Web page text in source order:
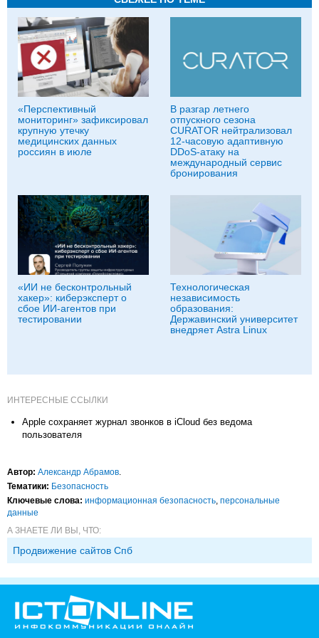
«Перспективный
мониторинг» зафиксировал
крупную утечку
медицинских данных
россиян в июле
В разгар летнего
отпускного сезона
CURATOR нейтрализовал
12-часовую адаптивную
DDoS-атаку на
международный сервис
бронирования
«ИИ не бесконтрольный
хакер»: киберэксперт о
сбое ИИ-агентов при
тестировании
Технологическая
независимость
образования:
Державинский университет
внедряет Astra Linux
ИНТЕРЕСНЫЕ ССЫЛКИ
Apple сохраняет журнал звонков в iCloud без ведома
пользователя
Автор: Александр Абрамов
Тематики: Безопасность
Ключевые слова: информационная безопасность персональные
данные
А ЗНАЕТЕ ЛИ ВЫ, ЧТО:
Продвижение сайтов Спб